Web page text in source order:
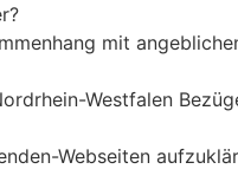
mit
Westfalen
Webseiten